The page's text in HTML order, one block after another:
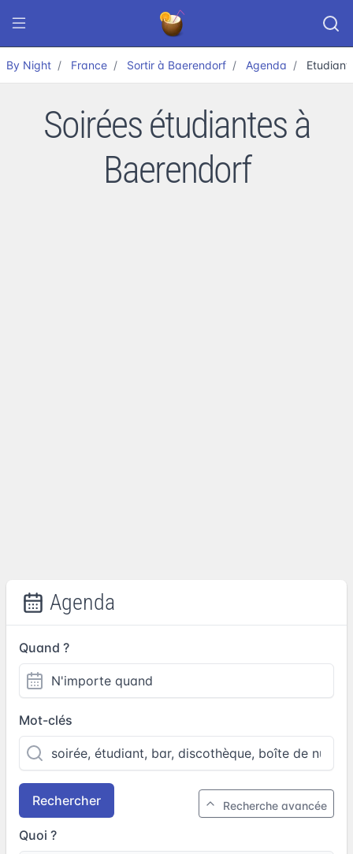
By Night France Sortir à Baerendorf Agenda Etudiant
Soirées étudiantes à
Baerendorf
Agenda
Quand ?
Mot-clés
Rechercher Recherche avancée
Quoi ?